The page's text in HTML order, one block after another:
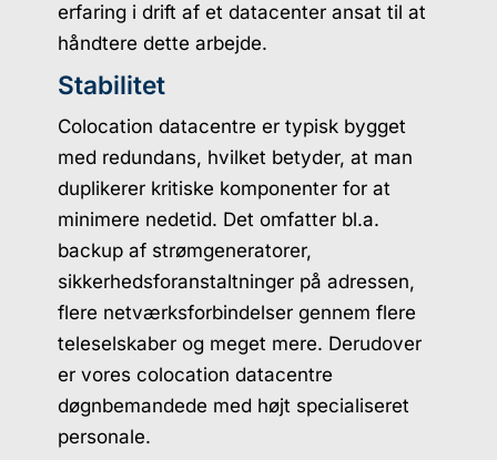
erfaring i drift af et datacenter ansat til at
håndtere dette arbejde.
Stabilitet
Colocation datacentre er typisk bygget
med redundans, hvilket betyder, at man
duplikerer kritiske komponenter for at
minimere nedetid. Det omfatter bl.a.
backup af strømgeneratorer,
sikkerhedsforanstaltninger på adressen,
flere netværksforbindelser gennem flere
teleselskaber og meget mere. Derudover
er vores colocation datacentre
døgnbemandede med højt specialiseret
personale.